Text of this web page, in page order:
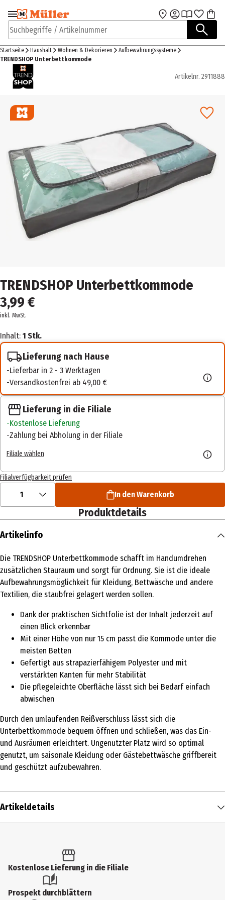
Zur Navigation
springen
Zum Hauptinhalt
Suchbegriffe / Artikelnummer
Startseite Haushalt Wohnen & Dekorieren
Aufbewahrungssysteme
TRENDSHOP Unterbettkommode
Artikelnr. 2911888
TRENDSHOP Unterbettkommode
3,99 €
inkl. MwSt.
Inhalt: 1 Stk.
Lieferung nach Hause
Lieferbar in 2 - 3 Werktagen
Versandkostenfrei ab 49,00 €
Lieferung in die Filiale
Kostenlose Lieferung
Zahlung bei Abholung in der Filiale
Filiale wählen
Filialverfügbarkeit prüfen
1 In den Warenkorb
Produktdetails
Artikelinfo
Die TRENDSHOP Unterbettkommode schafft im Handumdrehen
zusätzlichen Stauraum und sorgt für Ordnung. Sie ist die ideale
Aufbewahrungsmöglichkeit für Kleidung, Bettwäsche und andere
Textilien, die staubfrei gelagert werden sollen.
Dank der praktischen Sichtfolie ist der Inhalt jederzeit auf
einen Blick erkennbar
Mit einer Höhe von nur 15 cm passt die Kommode unter die
meisten Betten
Gefertigt aus strapazierfähigem Polyester und mit
verstärkten Kanten für mehr Stabilität
Die pflegeleichte Oberfläche lässt sich bei Bedarf einfach
abwischen
Durch den umlaufenden Reißverschluss lässt sich die
Unterbettkommode bequem öffnen und schließen, was das Ein-
und Ausräumen erleichtert. Ungenutzter Platz wird so optimal
genutzt, um saisonale Kleidung oder Gästebettwäsche griffbereit
und geschützt aufzubewahren.
Artikeldetails
Produkttyp
Aufbewahrung
Kostenlose Lieferung in die Filiale
Prospekt durchblättern